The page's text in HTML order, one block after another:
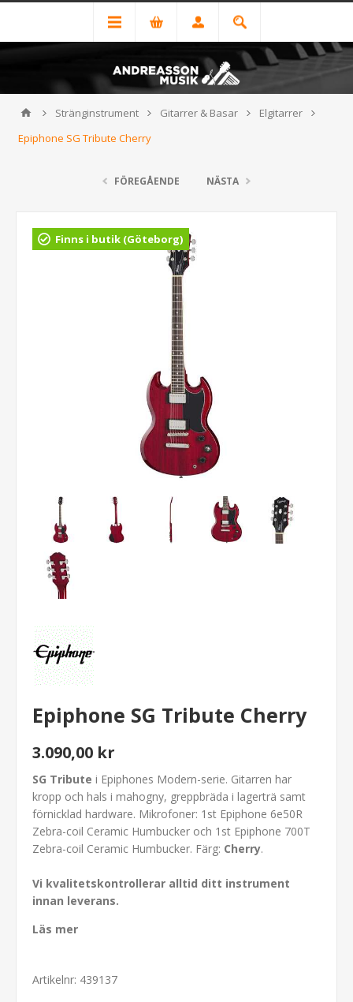
Stränginstrument Gitarrer & Basar
Elgitarrer
Epiphone SG Tribute Cherry
FÖREGÅENDE NÄSTA
Finns i butik (Göteborg)
Epiphone SG Tribute Cherry
3.090,00 kr
SG Tribute i Epiphones Modern-serie. Gitarren har
kropp och hals i mahogny, greppbräda i lagerträ samt
förnicklad hardware. Mikrofoner: 1st Epiphone 6e50R
Zebra-coil Ceramic Humbucker och 1st Epiphone 700T
Zebra-coil Ceramic Humbucker. Färg: Cherry.
Vi kvalitetskontrollerar alltid ditt instrument
innan leverans.
Läs mer
Artikelnr: 439137